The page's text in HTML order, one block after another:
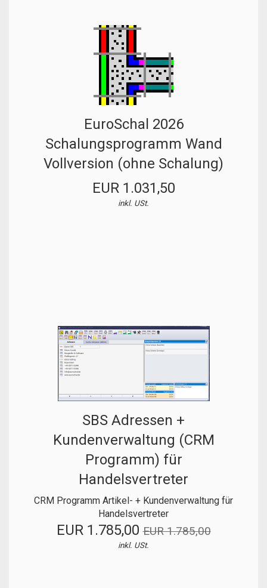
EuroSchal 2026
Schalungsprogramm Wand
Vollversion (ohne Schalung)
EUR 1.031,50
inkl. USt.
SBS Adressen +
Kundenverwaltung (CRM
Programm) für
Handelsvertreter
CRM Programm Artikel- + Kundenverwaltung für
Handelsvertreter
EUR 1.785,00EUR 1.785,00
inkl. USt.